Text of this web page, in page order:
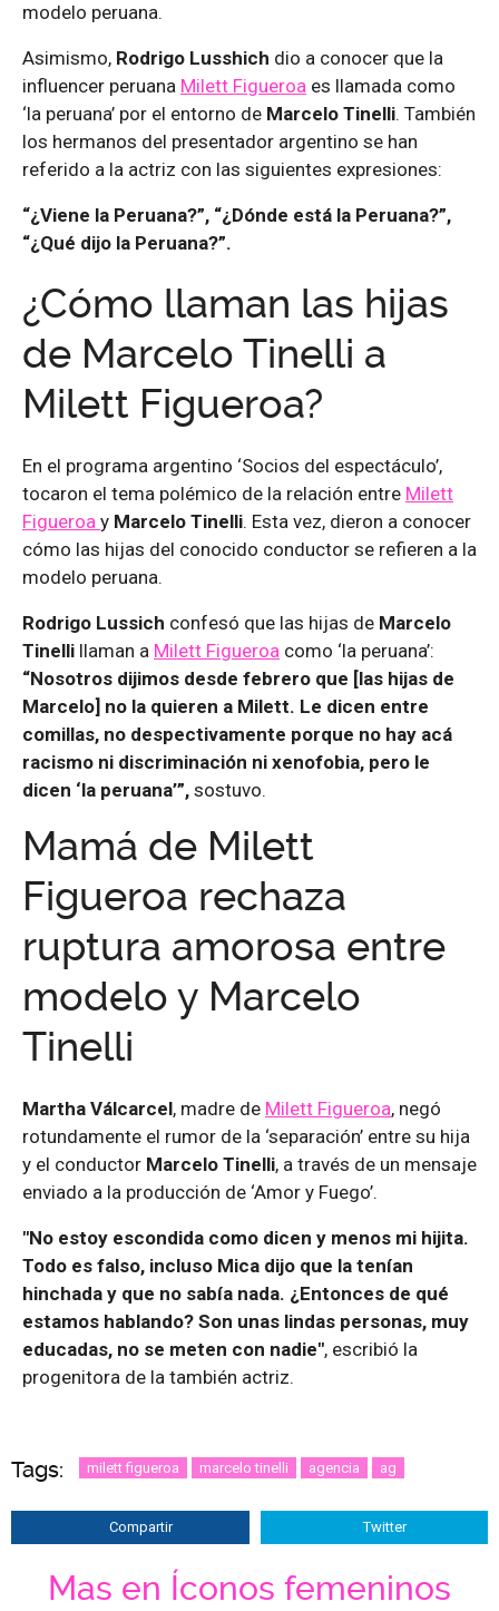
modelo peruana.
Asimismo, Rodrigo Lusshich dio a conocer que la
influencer peruana Milett Figueroa es llamada como
‘la peruana’ por el entorno de Marcelo Tinelli. También
los hermanos del presentador argentino se han
referido a la actriz con las siguientes expresiones:
“¿Viene la Peruana?”, “¿Dónde está la Peruana?”,
“¿Qué dijo la Peruana?”.
¿Cómo llaman las hijas
de Marcelo Tinelli a
Milett Figueroa?
En el programa argentino ‘Socios del espectáculo’,
tocaron el tema polémico de la relación entre Milett
Figueroa y Marcelo Tinelli. Esta vez, dieron a conocer
cómo las hijas del conocido conductor se refieren a la
modelo peruana.
Rodrigo Lussich confesó que las hijas de Marcelo
Tinelli llaman a Milett Figueroa como ‘la peruana’:
“Nosotros dijimos desde febrero que [las hijas de
Marcelo] no la quieren a Milett. Le dicen entre
comillas, no despectivamente porque no hay acá
racismo ni discriminación ni xenofobia, pero le
dicen ‘la peruana’”, sostuvo.
Mamá de Milett
Figueroa rechaza
ruptura amorosa entre
modelo y Marcelo
Tinelli
Martha Válcarcel, madre de Milett Figueroa, negó
rotundamente el rumor de la ‘separación’ entre su hija
y el conductor Marcelo Tinelli, a través de un mensaje
enviado a la producción de ‘Amor y Fuego’.
"No estoy escondida como dicen y menos mi hijita.
Todo es falso, incluso Mica dijo que la tenían
hinchada y que no sabía nada. ¿Entonces de qué
estamos hablando? Son unas lindas personas, muy
educadas, no se meten con nadie", escribió la
progenitora de la también actriz.
Tags: milett figueroa marcelo tinelli agencia ag
Compartir Twitter
Mas en Íconos femeninos